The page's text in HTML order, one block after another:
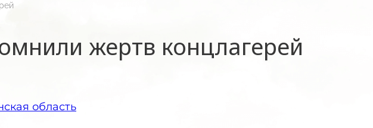
жертв концлагерей
область